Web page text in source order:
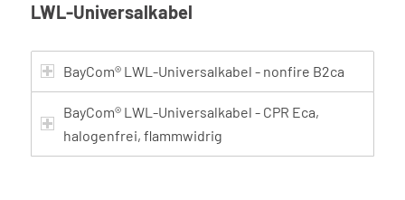
LWL-Universalkabel
BayCom® LWL-Universalkabel - nonfire B2ca
BayCom® LWL-Universalkabel - CPR Eca,
halogenfrei, flammwidrig